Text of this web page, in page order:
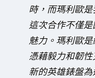
時，而瑪利歐
這次合作不僅
魅力。瑪利歐
憑藉毅力和韌
新的英雄錶盤